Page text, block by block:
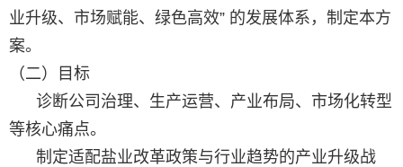
业升级、市场赋能、绿色高效” 的发展体系，制定本方
案。
（二）目标
诊断公司治理、生产运营、产业布局、市场化转型
等核心痛点。
制定适配盐业改革政策与行业趋势的产业升级战